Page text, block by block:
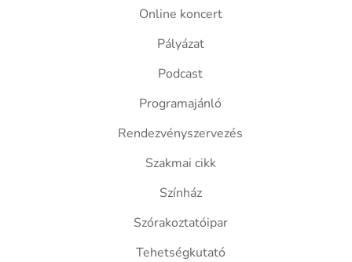
Online koncert
Pályázat
Podcast
Programajánló
Rendezvényszervezés
Szakmai cikk
Színház
Szórakoztatóipar
Tehetségkutató